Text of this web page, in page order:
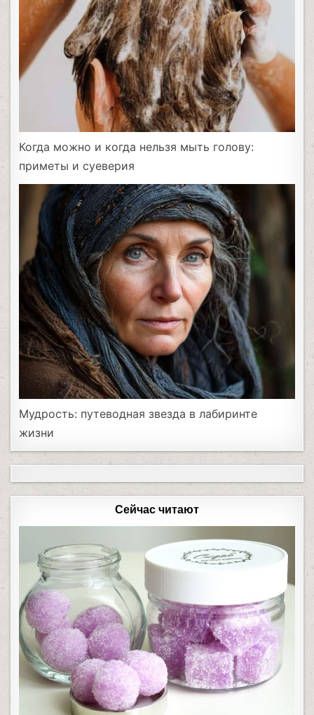
Когда можно и когда нельзя мыть голову:
приметы и суеверия
Мудрость: путеводная звезда в лабиринте
жизни
Сейчас читают